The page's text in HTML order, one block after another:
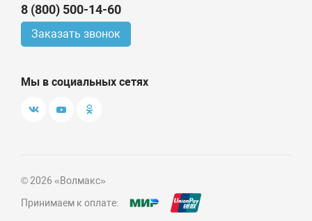
8 (800) 500-14-60
Заказать звонок
Мы в социальных сетях
© 2026 «Волмакс»
Принимаем к оплате: